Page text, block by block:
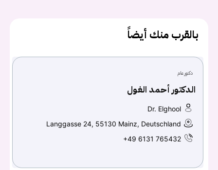
يجب عليك تسجيل الدخول حتى يمكنك طرح سؤال.
بالقرب منك أيضاً
دكتور عام
الدكتور أحمد الغول
Dr. Elghool
Langgasse 24, 55130 Mainz, Deutschland
+49 6131 765432